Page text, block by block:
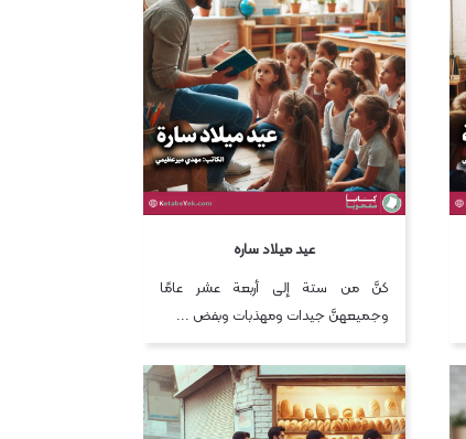
عيد ميلاد ساره
كنَّ من ستة إلى أربعة عشر عامًا
وجميعهنَّ جيدات ومهذبات وبفض ...